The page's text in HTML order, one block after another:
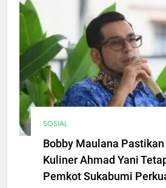
SOSIAL
Bobby Maulana
Kuliner Ahmad Yani
Pemkot Sukabumi